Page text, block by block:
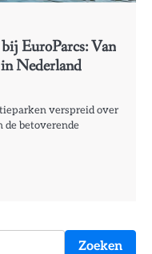
EuroParcs: Van
Nederland
verspreid over
de betoverende
Zoeken